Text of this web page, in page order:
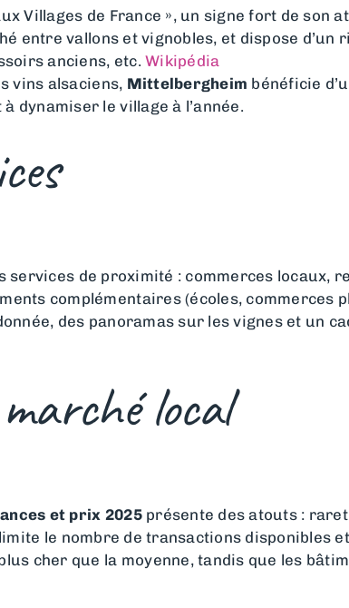
Villages de France », un signe fort de
entre vallons et vignobles, et dispose
anciens, etc.Wikipédia
vins alsaciens, Mittelbergheim bénéficie
le village à l’année.
services de proximité : commerces locaux,
complémentaires (écoles, commerces
des panoramas sur les vignes et un
local
et prix 2025présente des atouts :
le nombre de transactions disponibles
cher que la moyenne, tandis que les